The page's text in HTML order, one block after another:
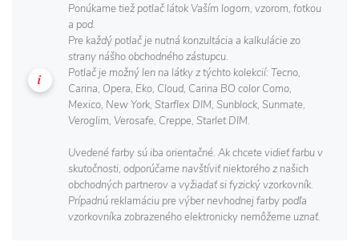
Ponúkame tiež potlač látok Vaším logom, vzorom, fotkou
a pod.
Pre každý potlač je nutná konzultácia a kalkulácie zo
strany nášho obchodného zástupcu.
Potlač je možný len na látky z týchto kolekcií: Tecno,
Carina, Opera, Eko, Cloud, Carina BO color Como,
Mexico, New York, Starflex DIM, Sunblock, Sunmate,
Veroglim, Verosafe, Creppe, Starlet DIM.
Uvedené farby sú iba orientačné. Ak chcete vidieť farbu v
skutočnosti, odporúčame navštíviť niektorého z našich
obchodných partnerov a vyžiadať si fyzický vzorkovník.
Prípadnú reklamáciu pre výber nevhodnej farby podľa
vzorkovníka zobrazeného elektronicky nemôžeme uznať.